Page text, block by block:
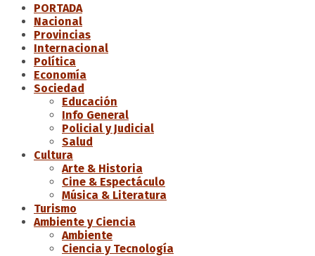
PORTADA
Nacional
Provincias
Internacional
Política
Economía
Sociedad
Educación
Info General
Policial y Judicial
Salud
Cultura
Arte & Historia
Cine & Espectáculo
Música & Literatura
Turismo
Ambiente y Ciencia
Ambiente
Ciencia y Tecnología